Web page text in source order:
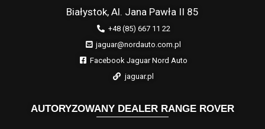
Białystok, Al. Jana Pawła II 85
+48 (85) 667 11 22
jaguar@nordauto.com.pl
Facebook Jaguar Nord Auto
jaguar.pl
AUTORYZOWANY DEALER RANGE ROVER